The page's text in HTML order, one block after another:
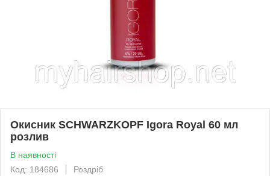
Окисник SCHWARZKOPF Igora Royal 60 мл
розлив
В наявності
Код: 184686
Роздріб